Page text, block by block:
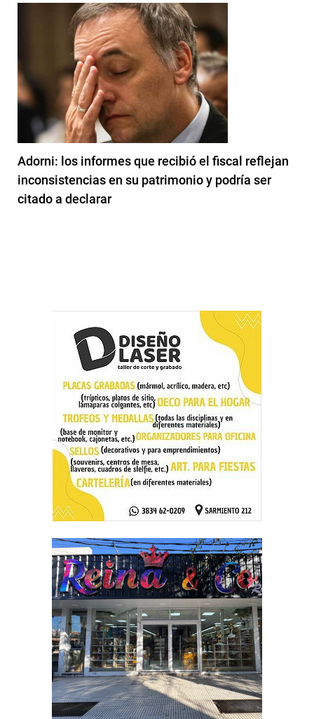
Adorni: los informes que recibió el fiscal reflejan
inconsistencias en su patrimonio y podría ser
citado a declarar